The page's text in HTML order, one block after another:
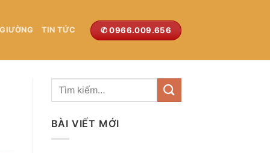
TIN TỨC ✆ 0966.009.656
BÀI VIẾT MỚI